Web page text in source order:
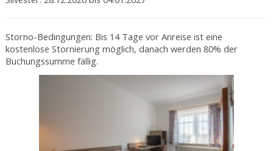
Storno-Bedingungen: Bis 14 Tage vor Anreise ist eine
kostenlose Stornierung möglich, danach werden 80% der
Buchungssumme fällig.